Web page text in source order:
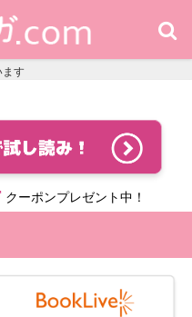
ます
クーポンプレゼント中！